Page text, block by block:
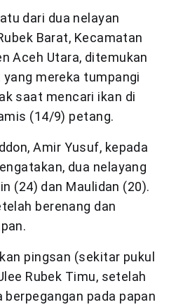
dari dua nelayan
Barat, Kecamatan
Aceh Utara, ditemukan
mereka tumpangi
saat mencari ikan di
(14/9) petang.
Amir Yusuf, kepada
dua nelayang
(24) dan Maulidan (20).
berenang dan
pingsan (sekitar pukul
Rubek Timu, setelah
berpegangan pada papan